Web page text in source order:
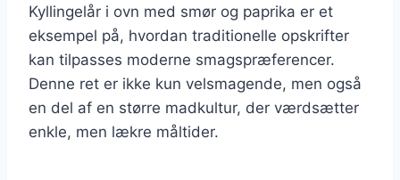
Kyllingelår i ovn med smør og paprika er et
eksempel på, hvordan traditionelle opskrifter
kan tilpasses moderne smagspræferencer.
Denne ret er ikke kun velsmagende, men også
en del af en større madkultur, der værdsætter
enkle, men lækre måltider.